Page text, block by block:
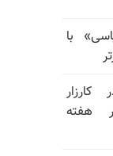
با
هفته